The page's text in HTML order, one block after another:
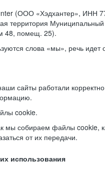
(ООО «Хэдхантер», ИНН
территория Муниципальный
48, помещ. 25).
слова «мы», речь
сайты работали
cookie.
мы собираем файлы cookie,
от их передачи.
использования